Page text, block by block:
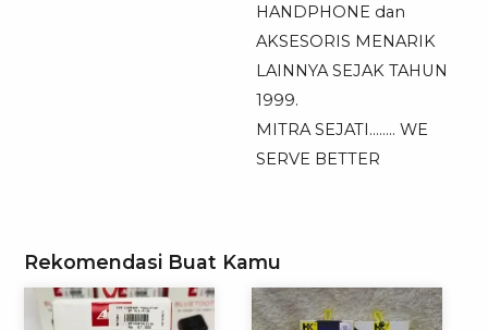
HANDPHONE dan
AKSESORIS MENARIK
LAINNYA SEJAK TAHUN
1999.
MITRA SEJATI…….. WE
SERVE BETTER
Rekomendasi Buat Kamu